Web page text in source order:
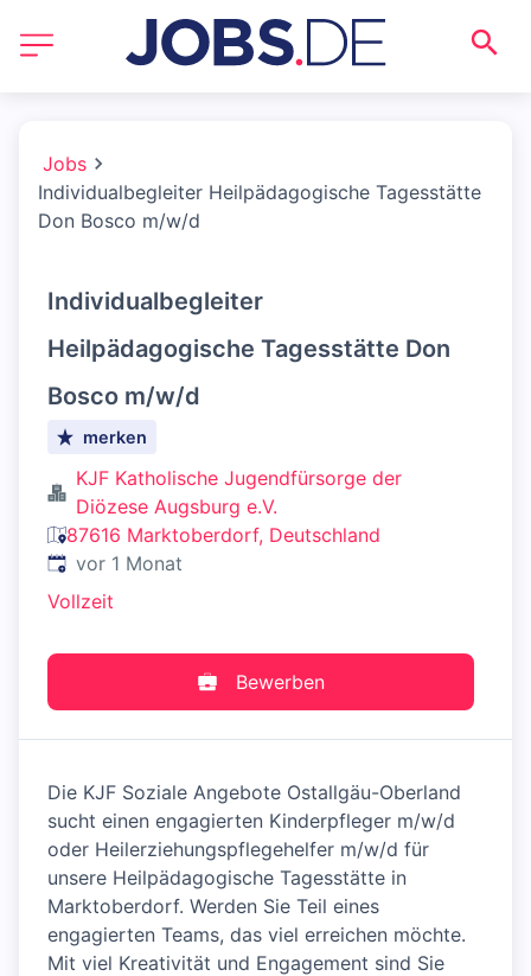
Jobs
Individualbegleiter Heilpädagogische Tagesstätte
Don Bosco m/w/d
Individualbegleiter
Heilpädagogische Tagesstätte Don
Bosco m/w/d
merken
KJF Katholische Jugendfürsorge der
Diözese Augsburg e.V.
87616 Marktoberdorf, Deutschland
Veröffentlicht:
vor 1 Monat
Vollzeit
Bewerben
Die KJF Soziale Angebote Ostallgäu-Oberland
sucht einen engagierten Kinderpfleger m/w/d
oder Heilerziehungspflegehelfer m/w/d für
unsere Heilpädagogische Tagesstätte in
Marktoberdorf. Werden Sie Teil eines
engagierten Teams, das viel erreichen möchte.
Mit viel Kreativität und Engagement sind Sie